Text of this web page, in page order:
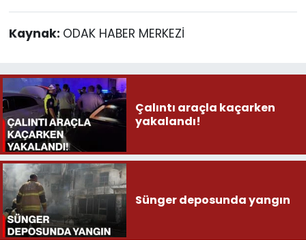
Kaynak: ODAK HABER MERKEZİ
Çalıntı araçla kaçarken
yakalandı!
Sünger deposunda yangın